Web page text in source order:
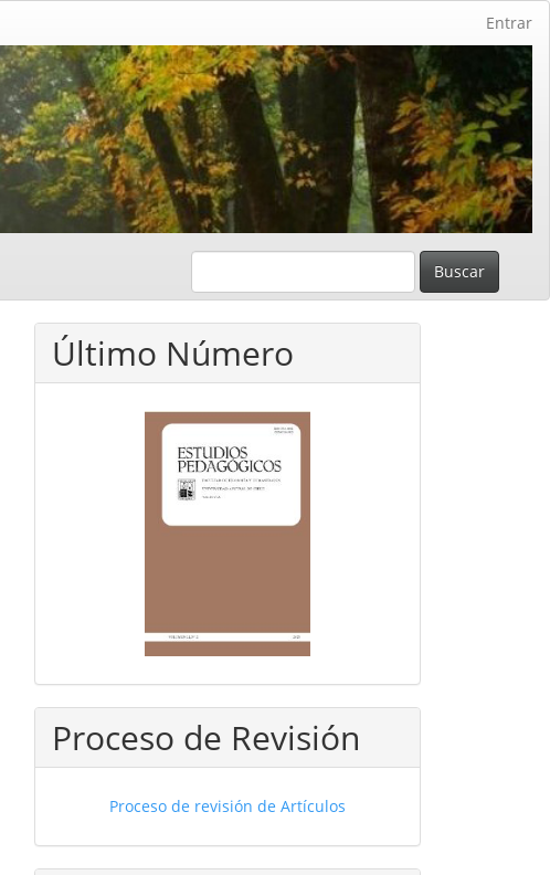
Entrar
Buscar
Último Número
Proceso de Revisión
Proceso de revisión de Artículos